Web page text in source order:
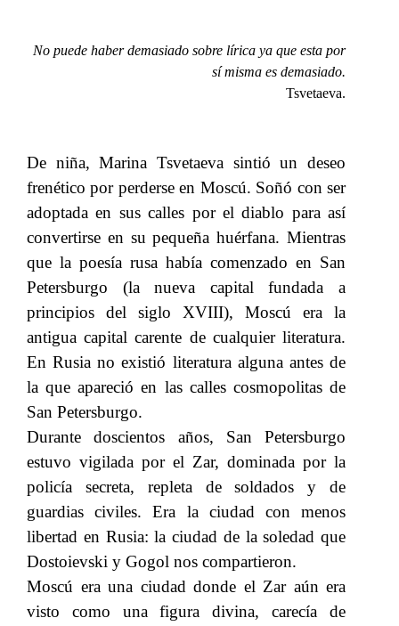
No puede haber demasiado sobre lírica ya que esta por
sí misma es demasiado.
Tsvetaeva.
De niña, Marina Tsvetaeva sintió un deseo
frenético por perderse en Moscú. Soñó con ser
adoptada en sus calles por el diablo para así
convertirse en su pequeña huérfana. Mientras
que la poesía rusa había comenzado en San
Petersburgo (la nueva capital fundada a
principios del siglo XVIII), Moscú era la
antigua capital carente de cualquier literatura.
En Rusia no existió literatura alguna antes de
la que apareció en las calles cosmopolitas de
San Petersburgo.
Durante doscientos años, San Petersburgo
estuvo vigilada por el Zar, dominada por la
policía secreta, repleta de soldados y de
guardias civiles. Era la ciudad con menos
libertad en Rusia: la ciudad de la soledad que
Dostoievski y Gogol nos compartieron.
Moscú era una ciudad donde el Zar aún era
visto como una figura divina, carecía de